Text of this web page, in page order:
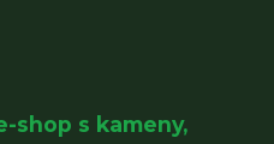
shop s kameny,